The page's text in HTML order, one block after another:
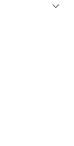
expand_more